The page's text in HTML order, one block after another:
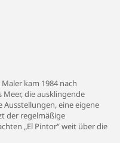
kam 1984 nach
Meer, die ausklingende
eine eigene
der regelmäßige
„El Pintor“ weit über die